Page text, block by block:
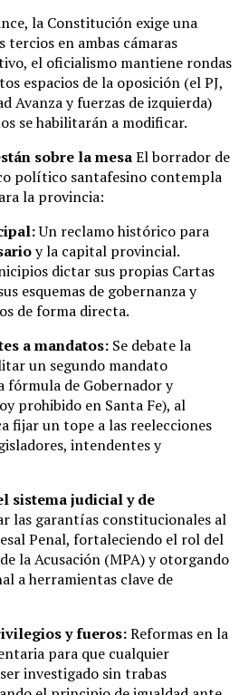
la Constitución exige una
tercios en ambas cámaras
el oficialismo mantiene rondas
espacios de la oposición (el PJ,
Avanza y fuerzas de izquierda)
se habilitarán a modificar.
sobre la mesaEl borrador de
político santafesino contempla
la provincia:
Un reclamo histórico para
y la capital provincial.
dictar sus propias Cartas
esquemas de gobernanza y
de forma directa.
a mandatos: Se debate la
un segundo mandato
fórmula de Gobernador y
prohibido en Santa Fe), al
fijar un tope a las reelecciones
intendentes y
sistema judicial y de
las garantías constitucionales al
Penal, fortaleciendo el rol del
la Acusación (MPA) y otorgando
a herramientas clave de
y fueros:Reformas en la
para que cualquier
investigado sin trabas